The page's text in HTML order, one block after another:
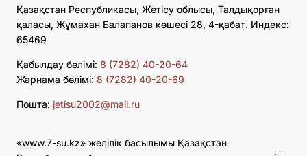
Қазақстан Республикасы, Жетісу облысы, Талдықорған
қаласы, Жұмахан Балапанов көшесі 28, 4-қабат. Индекс:
65469
Қабылдау бөлімі: 8 (7282) 40-20-64
Жарнама бөлімі: 8 (7282) 40-20-69
Пошта: jetisu2002@mail.ru
«www.7-su.kz» желілік басылымы Қазақстан